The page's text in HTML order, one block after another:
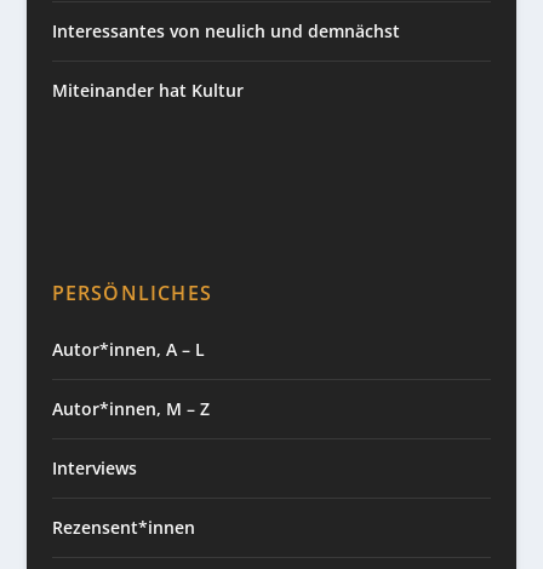
Interessantes von neulich und demnächst
Miteinander hat Kultur
PERSÖNLICHES
Autor*innen, A – L
Autor*innen, M – Z
Interviews
Rezensent*innen